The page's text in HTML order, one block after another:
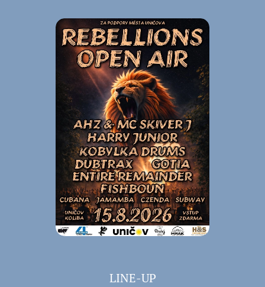
LINE-UP